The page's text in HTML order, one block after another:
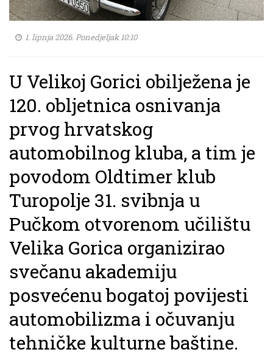
1. lipnja 2026. Ponedjeljak 10:10
U Velikoj Gorici obilježena je
120. obljetnica osnivanja
prvog hrvatskog
automobilnog kluba, a tim je
povodom Oldtimer klub
Turopolje 31. svibnja u
Pučkom otvorenom učilištu
Velika Gorica organizirao
svečanu akademiju
posvećenu bogatoj povijesti
automobilizma i očuvanju
tehničke kulturne baštine.